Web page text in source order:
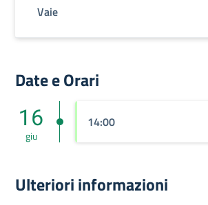
Vaie
Date e Orari
16
giu
14:00
Ulteriori informazioni